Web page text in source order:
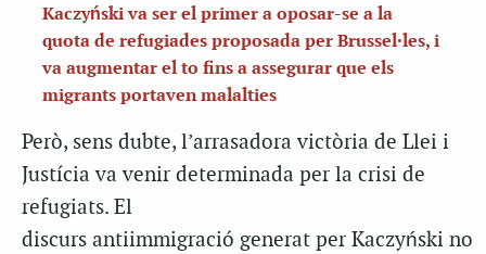
Kaczyński va ser el primer a oposar-se a la
quota de refugiades proposada per Brussel·les, i
va augmentar el to fins a assegurar que els
migrants portaven malalties
Però, sens dubte, l’arrasadora victòria de Llei i
Justícia va venir determinada per la crisi de
refugiats. El
discurs antiimmigració generat per Kaczyński no